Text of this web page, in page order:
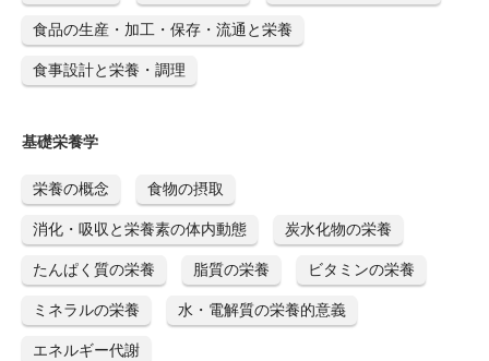
食品の生産・加工・保存・流通と栄養
食事設計と栄養・調理
基礎栄養学
栄養の概念 食物の摂取
消化・吸収と栄養素の体内動態 炭水化物の栄養
たんぱく質の栄養 脂質の栄養 ビタミンの栄養
ミネラルの栄養 水・電解質の栄養的意義
エネルギー代謝